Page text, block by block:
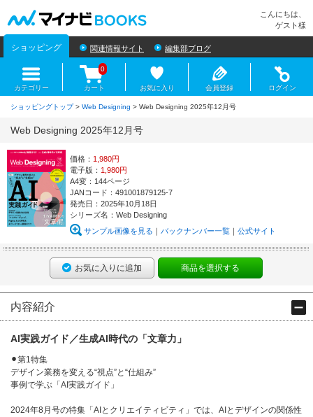
こんにちは、
ゲスト様
ショッピング 関連情報サイト 編集部ブログ
カテゴリー カート
0
お気に入り 会員登録 ログイン
ショッピングトップ> Web Designing > Web Designing 2025年12月号
Web Designing 2025年12月号
価格： 1,980円
電子版： 1,980円
A4変：144ページ
JANコード：491001879125-7
発売日：2025年10月18日
シリーズ名：Web Designing
サンプル画像を見る
バックナンバー一覧 公式サイト
お気に入りに追加 商品を選択する
内容紹介
AI実践ガイド／生成AI時代の「文章力」
⚫︎第1特集
デザイン業務を変える“視点”と“仕組み”
事例で学ぶ「AI実践ガイド」
2024年8月号の特集「AIとクリエイティビティ」では、AIとデザインの関係性